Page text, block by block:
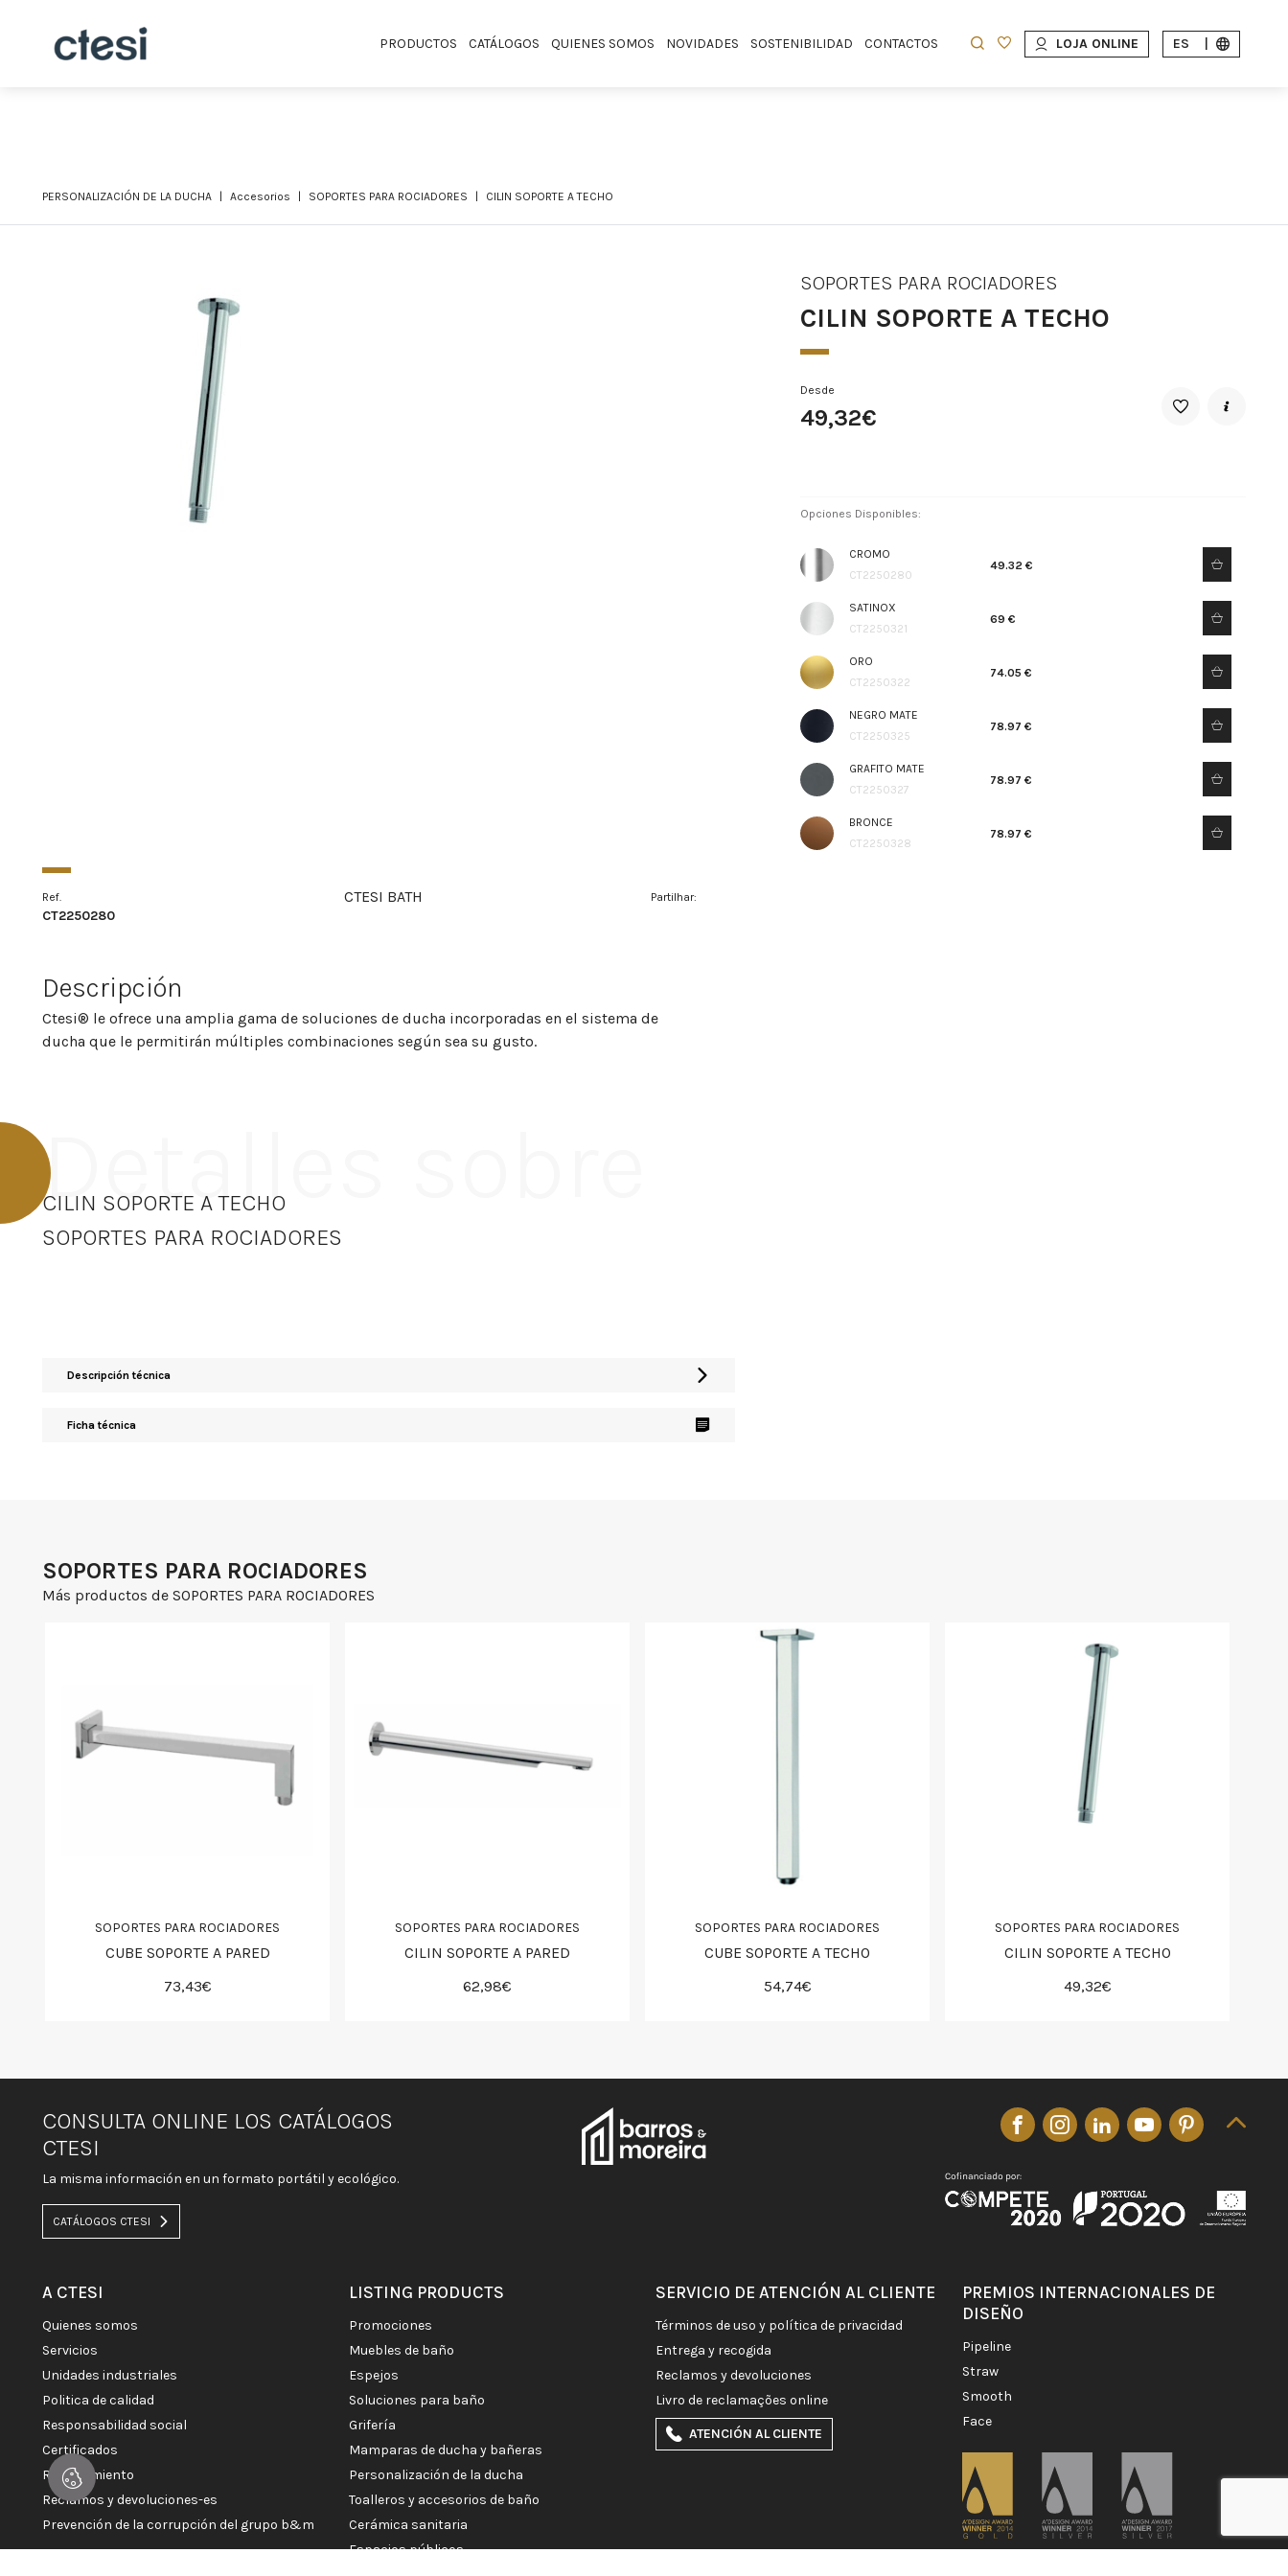
PRODUCTOS CATÁLOGOS QUIENES SOMOS NOVIDADES SOSTENIBILIDAD CONTACTOS LOJA ONLINE ES
PERSONALIZACIÓN DE LA DUCHA Accesorios SOPORTES PARA ROCIADORES CILIN SOPORTE A TECHO
SOPORTES PARA ROCIADORES
CILIN SOPORTE A TECHO
Desde
49,32€
Opciones Disponibles:
CROMO
CT2250280
49.32 €
SATINOX
CT2250321
69 €
ORO
CT2250322
74.05 €
NEGRO MATE
CT2250325
78.97 €
GRAFITO MATE
CT2250327
78.97 €
BRONCE
CT2250328
78.97 €
Ref.
CT2250280
CTESI BATH Partilhar:
Descripción
Ctesi® le ofrece una amplia gama de soluciones de ducha incorporadas en el sistema de
ducha que le permitirán múltiples combinaciones según sea su gusto.
Detalles sobre
CILIN SOPORTE A TECHO
SOPORTES PARA ROCIADORES
Descripción técnica
Ficha técnica
SOPORTES PARA ROCIADORES
Más productos de SOPORTES PARA ROCIADORES
SOPORTES PARA ROCIADORES
CUBE SOPORTE A PARED
73,43€
SOPORTES PARA ROCIADORES
CILIN SOPORTE A PARED
62,98€
SOPORTES PARA ROCIADORES
CUBE SOPORTE A TECHO
54,74€
SOPORTES PARA ROCIADORES
CILIN SOPORTE A TECHO
49,32€
CONSULTA ONLINE LOS CATÁLOGOS
CTESI
La misma información en un formato portátil y ecológico.
CATÁLOGOS CTESI
A CTESI
quienes somos
servicios
unidades industriales
politica de calidad
responsabilidad social
certificados
reclutamiento
reclamos y devoluciones-es
prevención de la corrupción del grupo b&m
LISTING PRODUCTS
promociones
muebles de baño
espejos
soluciones para baño
grifería
mamparas de ducha y bañeras
personalización de la ducha
toalleros y accesorios de baño
cerámica sanitaria
espacios públicos
SERVICIO DE ATENCIÓN AL CLIENTE
términos de uso y política de privacidad
entrega y recogida
reclamos y devoluciones
livro de reclamações online
ATENCIÓN AL CLIENTE
PREMIOS INTERNACIONALES DE
DISEÑO
pipeline
straw
smooth
face